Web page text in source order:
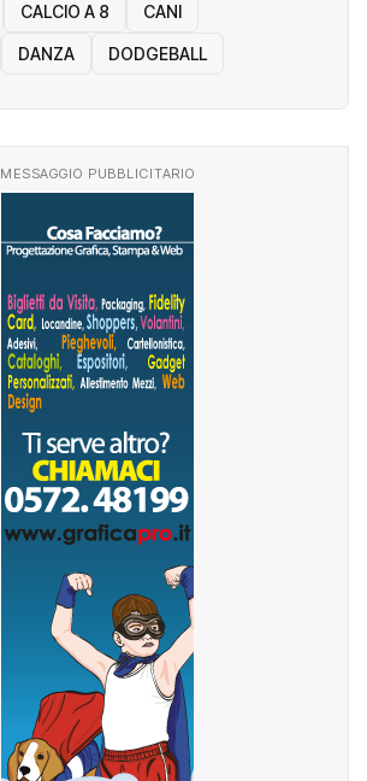
CALCIO A 8 CANI
DANZA DODGEBALL
MESSAGGIO PUBBLICITARIO